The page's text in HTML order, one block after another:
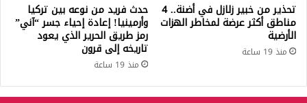
تحذير من خبير زلازل في أضنة.. 4
مناطق أكثر عرضة لمخاطر الهزات
الأرضية
منذ 19 ساعة
حدث فريد من نوعه بين تركيا
وأرمينيا! إعادة إحياء جسر “آني”
رمز طريق الحرير الذي يعود
تاريخه إلى قرون
منذ 19 ساعة